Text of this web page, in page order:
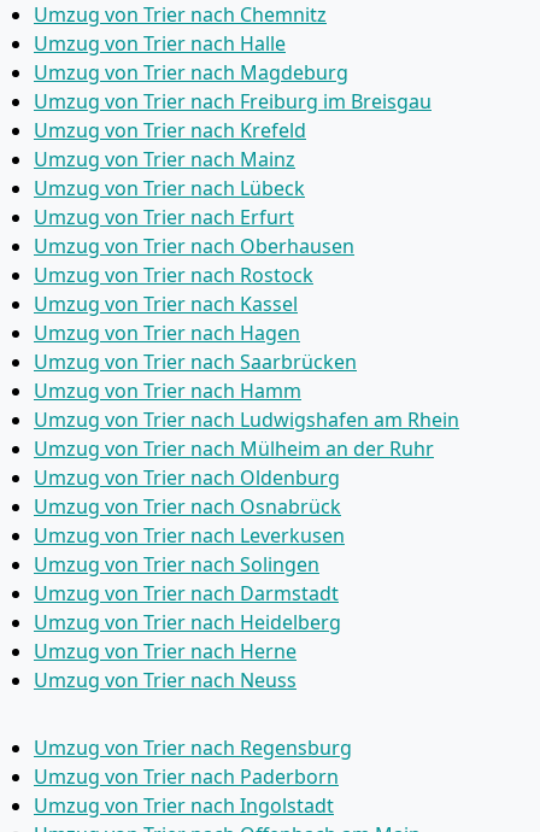
Umzug von Trier nach Chemnitz
Umzug von Trier nach Halle
Umzug von Trier nach Magdeburg
Umzug von Trier nach Freiburg im Breisgau
Umzug von Trier nach Krefeld
Umzug von Trier nach Mainz
Umzug von Trier nach Lübeck
Umzug von Trier nach Erfurt
Umzug von Trier nach Oberhausen
Umzug von Trier nach Rostock
Umzug von Trier nach Kassel
Umzug von Trier nach Hagen
Umzug von Trier nach Saarbrücken
Umzug von Trier nach Hamm
Umzug von Trier nach Ludwigshafen am Rhein
Umzug von Trier nach Mülheim an der Ruhr
Umzug von Trier nach Oldenburg
Umzug von Trier nach Osnabrück
Umzug von Trier nach Leverkusen
Umzug von Trier nach Solingen
Umzug von Trier nach Darmstadt
Umzug von Trier nach Heidelberg
Umzug von Trier nach Herne
Umzug von Trier nach Neuss
Umzug von Trier nach Regensburg
Umzug von Trier nach Paderborn
Umzug von Trier nach Ingolstadt